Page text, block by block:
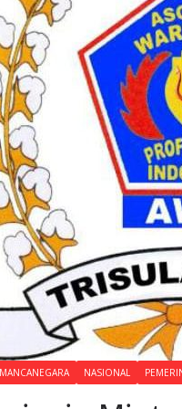
MANCANEGARA NASIONAL